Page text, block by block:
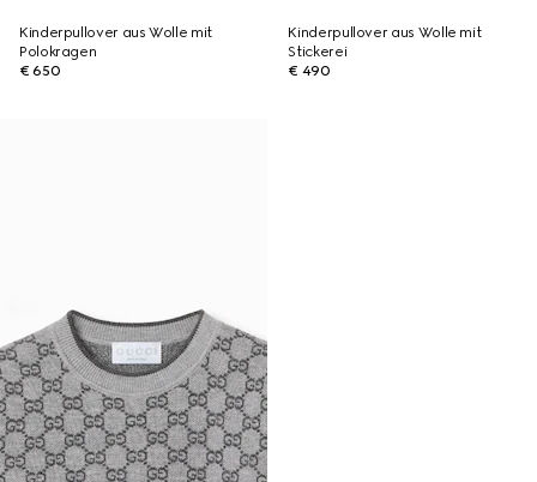
Kinderpullover aus Wolle mit
Polokragen
€ 650
Kinderpullover aus Wolle mit
Stickerei
€ 490